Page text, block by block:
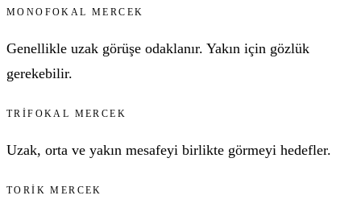
MONOFOKAL MERCEK
Genellikle uzak görüşe odaklanır. Yakın için gözlük
gerekebilir.
TRIFOKAL MERCEK
Uzak, orta ve yakın mesafeyi birlikte görmeyi hedefler.
TORIK MERCEK